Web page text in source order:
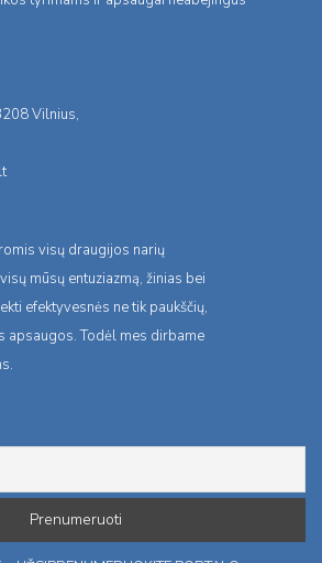
Vilnius,
visų draugijos narių
mūsų entuziazmą, žinias bei
efektyvesnės ne tik paukščių,
apsaugos. Todėl mes dirbame